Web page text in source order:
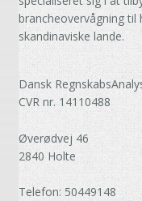
brancheovervågning til
skandinaviske lande.
Dansk
CVR nr. 14110488
Øverødvej 46
2840 Holte
Telefon: 50449148